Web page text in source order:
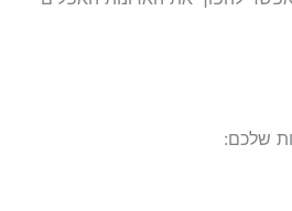
שלכם: